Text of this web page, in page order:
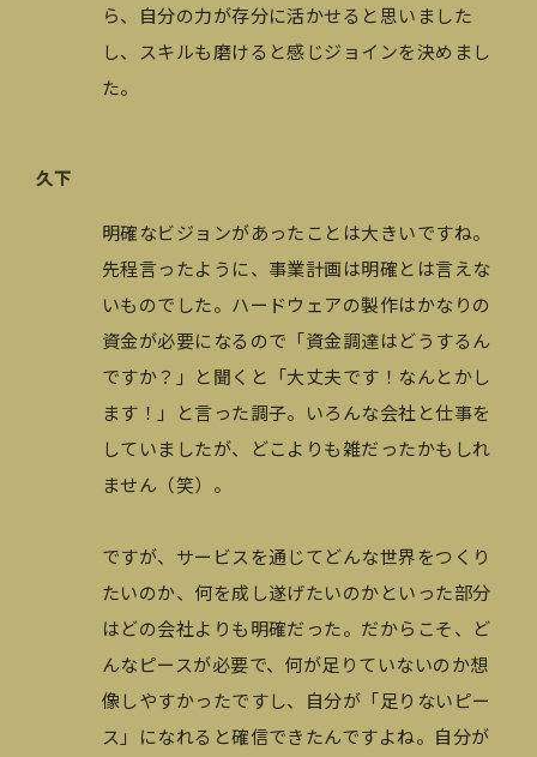
ら、自分の力が存分に活かせると思いました
し、スキルも磨けると感じジョインを決めまし
た。
久下
明確なビジョンがあったことは大きいですね。
先程言ったように、事業計画は明確とは言えな
いものでした。ハードウェアの製作はかなりの
資金が必要になるので「資金調達はどうするん
ですか？」と聞くと「大丈夫です！なんとかし
ます！」と言った調子。いろんな会社と仕事を
していましたが、どこよりも雑だったかもしれ
ません（笑）。
ですが、サービスを通じてどんな世界をつくり
たいのか、何を成し遂げたいのかといった部分
はどの会社よりも明確だった。だからこそ、ど
んなピースが必要で、何が足りていないのか想
像しやすかったですし、自分が「足りないピー
ス」になれると確信できたんですよね。自分が